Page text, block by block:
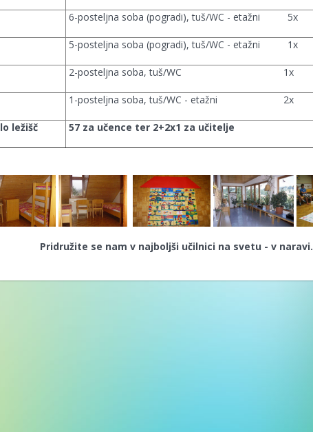
6-posteljna soba (pogradi), tuš/WC - etažni 5x
5-posteljna soba (pogradi), tuš/WC - etažni 1x
2-posteljna soba, tuš/WC 1x
1-posteljna soba, tuš/WC - etažni 2x
ležišč 57 za učence ter 2+2x1 za učitelje
Pridružite se nam v najboljši učilnici na svetu - v naravi.